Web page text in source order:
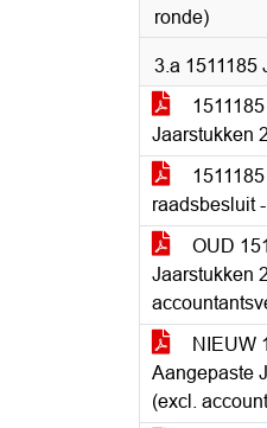
ronde)
3.a 1511185
Jaarstukken
raadsbesluit
OUD
Jaarstukken
NIEUW
Aangepaste
(excl.